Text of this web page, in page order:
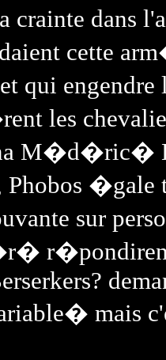
crainte dans
cette
qui
les
M�d�ric�
Phobos
sur
mais